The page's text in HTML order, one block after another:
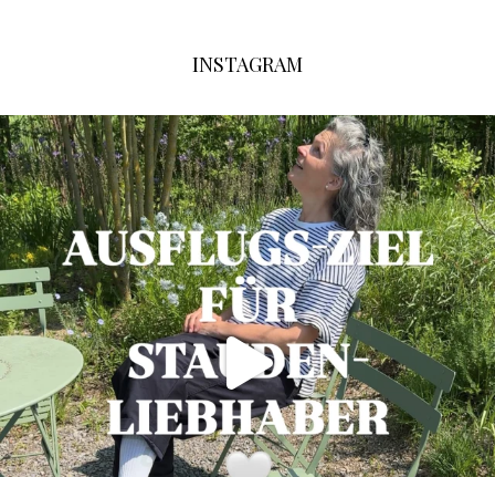
INSTAGRAM